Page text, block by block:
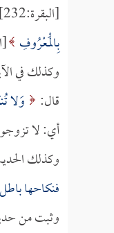
[البقرة:232]، يعني: انقضت عدتهن،
بِالْمَعْرُوفِ
وكذلك في
قال:
وَلا
أي: لا
وكذلك
فنكاحها
وثبت من